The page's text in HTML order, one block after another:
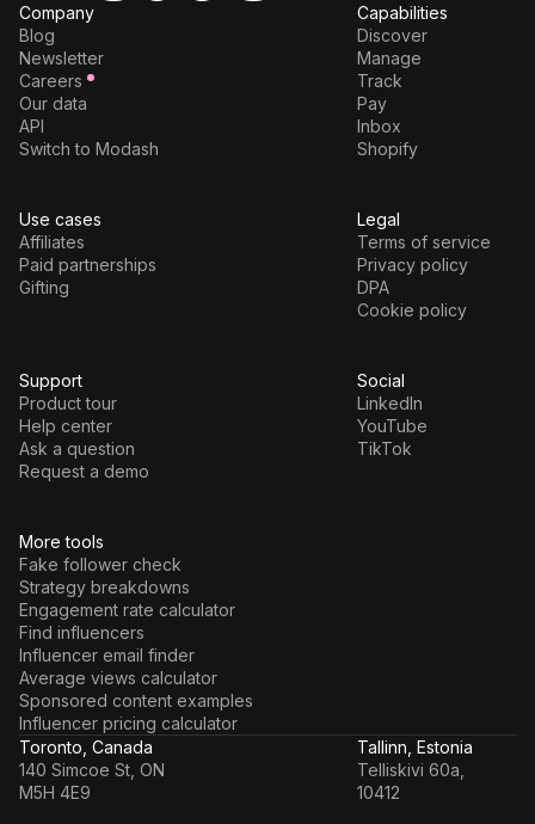
More tools
Fake follower check
Strategy breakdowns
Engagement rate calculator
Find influencers
Influencer email finder
Average views calculator
Sponsored content examples
Influencer pricing calculator
Company
Blog
Newsletter
Careers
Our data
API
Switch to Modash
Capabilities
Discover
Manage
Track
Pay
Inbox
Shopify
Use cases
Affiliates
Paid partnerships
Gifting
Legal
Terms of service
Privacy policy
DPA
Cookie policy
Support
Product tour
Help center
Ask a question
Request a demo
Social
LinkedIn
YouTube
TikTok
Toronto, Canada
140 Simcoe St, ON
M5H 4E9
Tallinn, Estonia
Telliskivi 60a,
10412